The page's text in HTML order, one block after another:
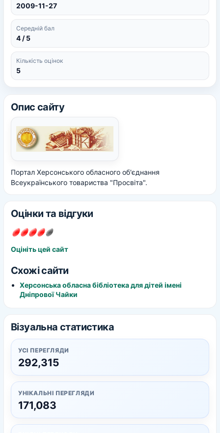
2009-11-27
Середній бал
4 / 5
Кількість оцінок
5
Опис сайту
Портал Херсонського обласного об'єднання
Всеукраїнського товариства "Просвіта".
Оцінки та відгуки
Оцініть цей сайт
Схожі сайти
Херсонська обласна бібліотека для дітей імені
Дніпрової Чайки
Візуальна статистика
УСІ ПЕРЕГЛЯДИ
292,315
УНІКАЛЬНІ ПЕРЕГЛЯДИ
171,083